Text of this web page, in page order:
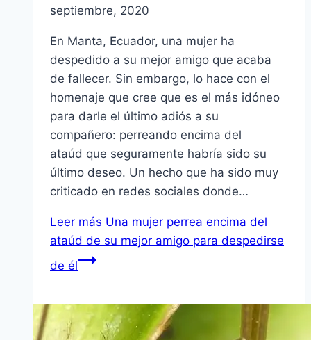
septiembre, 2020
En Manta, Ecuador, una mujer ha
despedido a su mejor amigo que acaba
de fallecer. Sin embargo, lo hace con el
homenaje que cree que es el más idóneo
para darle el último adiós a su
compañero: perreando encima del
ataúd que seguramente habría sido su
último deseo. Un hecho que ha sido muy
criticado en redes sociales donde…
Leer más Una mujer perrea encima del
ataúd de su mejor amigo para despedirse
de él